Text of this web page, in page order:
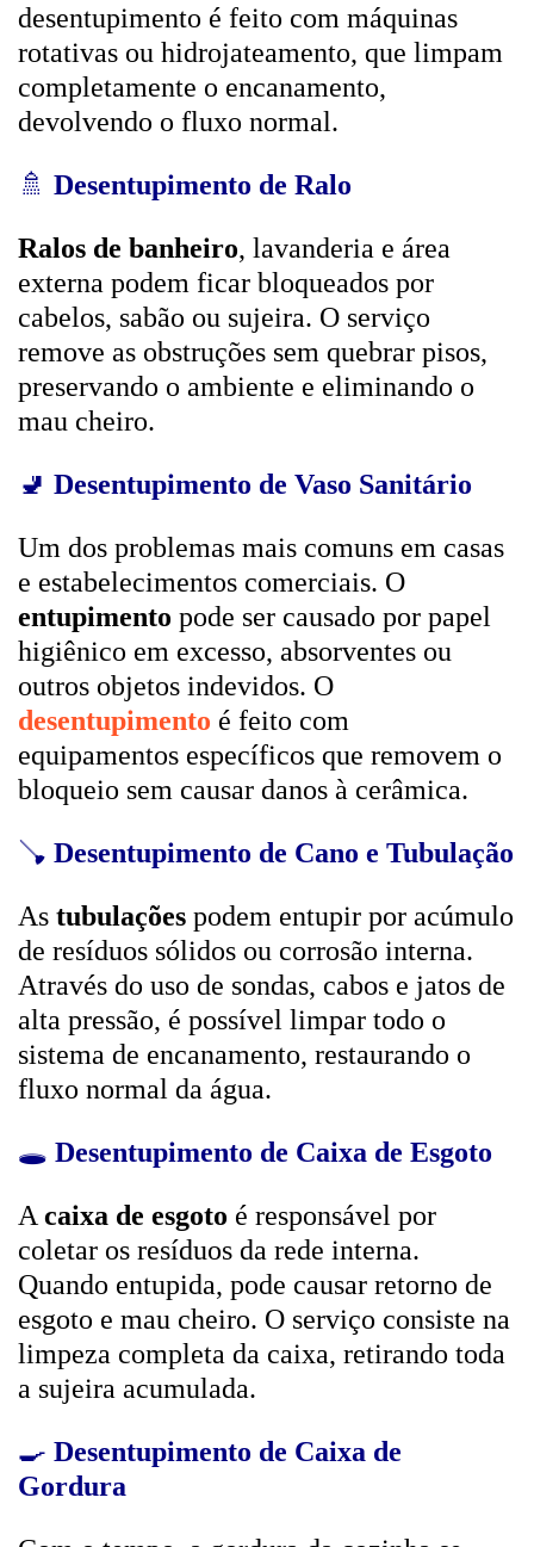
desentupimento é feito com máquinas
rotativas ou hidrojateamento, que limpam
completamente o encanamento,
devolvendo o fluxo normal.
🚿 Desentupimento de Ralo
Ralos de banheiro, lavanderia e área
externa podem ficar bloqueados por
cabelos, sabão ou sujeira. O serviço
remove as obstruções sem quebrar pisos,
preservando o ambiente e eliminando o
mau cheiro.
🚽 Desentupimento de Vaso Sanitário
Um dos problemas mais comuns em casas
e estabelecimentos comerciais. O
entupimento pode ser causado por papel
higiênico em excesso, absorventes ou
outros objetos indevidos. O
desentupimento é feito com
equipamentos específicos que removem o
bloqueio sem causar danos à cerâmica.
🪠 Desentupimento de Cano e Tubulação
As tubulações podem entupir por acúmulo
de resíduos sólidos ou corrosão interna.
Através do uso de sondas, cabos e jatos de
alta pressão, é possível limpar todo o
sistema de encanamento, restaurando o
fluxo normal da água.
🕳️ Desentupimento de Caixa de Esgoto
A caixa de esgoto é responsável por
coletar os resíduos da rede interna.
Quando entupida, pode causar retorno de
esgoto e mau cheiro. O serviço consiste na
limpeza completa da caixa, retirando toda
a sujeira acumulada.
🍳 Desentupimento de Caixa de
Gordura